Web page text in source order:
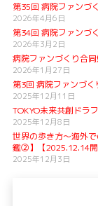
第35回 病院ファンづ
2026年4月6日
第34回 病院ファンづ
2026年3月2日
病院ファンづくり合
2026年1月27日
第3回 病院ファンづく
2025年12月11日
TOKYO未来共創ドラ
2025年12月8日
世界の歩き方〜海外
鑑②】【2025.12.14開
2025年12月3日